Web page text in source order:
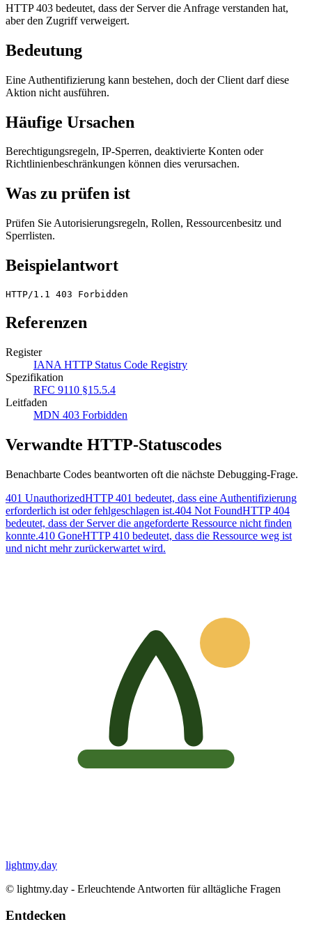
HTTP 403 bedeutet, dass der Server die Anfrage verstanden hat,
aber den Zugriff verweigert.
Bedeutung
Eine Authentifizierung kann bestehen, doch der Client darf diese
Aktion nicht ausführen.
Häufige Ursachen
Berechtigungsregeln, IP-Sperren, deaktivierte Konten oder
Richtlinienbeschränkungen können dies verursachen.
Was zu prüfen ist
Prüfen Sie Autorisierungsregeln, Rollen, Ressourcenbesitz und
Sperrlisten.
Beispielantwort
HTTP/1.1 403 Forbidden
Referenzen
Register
IANA HTTP Status Code Registry
Spezifikation
RFC 9110 §15.5.4
Leitfaden
MDN 403 Forbidden
Verwandte HTTP-Statuscodes
Benachbarte Codes beantworten oft die nächste Debugging-Frage.
401 UnauthorizedHTTP 401 bedeutet, dass eine Authentifizierung
erforderlich ist oder fehlgeschlagen ist.404 Not FoundHTTP 404
bedeutet, dass der Server die angeforderte Ressource nicht finden
konnte.410 GoneHTTP 410 bedeutet, dass die Ressource weg ist
und nicht mehr zurückerwartet wird.
lightmy.day
© lightmy.day - Erleuchtende Antworten für alltägliche Fragen
Entdecken